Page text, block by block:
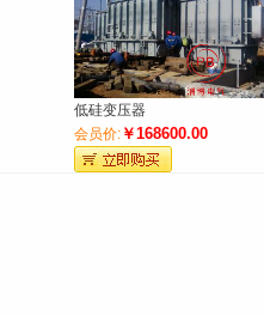
低硅变压器
会员价:￥168600.00